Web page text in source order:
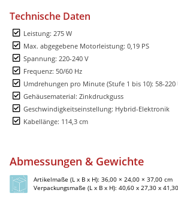
Technische Daten
Leistung: 275 W
Max. abgegebene Motorleistung: 0,19 PS
Spannung: 220-240 V
Frequenz: 50/60 Hz
Umdrehungen pro Minute (Stufe 1 bis 10): 58-220
Gehäusematerial: Zinkdruckguss
Geschwindigkeitseinstellung: Hybrid-Elektronik
Kabellänge: 114,3 cm
Abmessungen & Gewichte
Artikelmaße (L x B x H): 36,00 × 24,00 × 37,00 cm
Verpackungsmaße (L x B x H): 40,60 x 27,30 x